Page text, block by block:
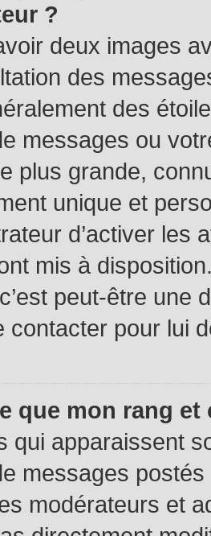
?
deux images
des
des
messages ou
plus grande,
unique et
d’activer
mis à
peut-être une
contacter pour lui
que mon rang
qui apparaissent
messages
modérateurs et